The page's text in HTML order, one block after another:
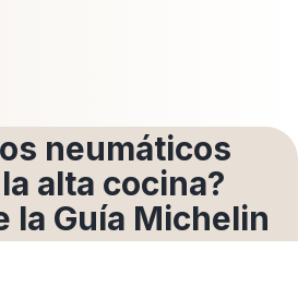
neumáticos
alta cocina?
la Guía Michelin